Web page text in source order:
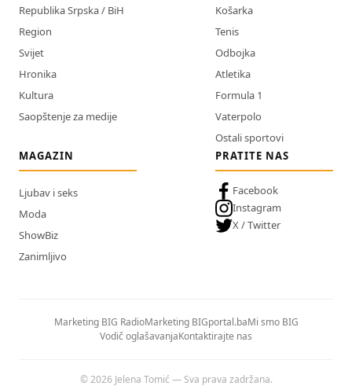
Republika Srpska / BiH
Region
Svijet
Hronika
Kultura
Saopštenje za medije
Košarka
Tenis
Odbojka
Atletika
Formula 1
Vaterpolo
Ostali sportovi
MAGAZIN
Ljubav i seks
Moda
ShowBiz
Zanimljivo
PRATITE NAS
Facebook
Instagram
X / Twitter
Marketing BIG RadioMarketing BIGportal.baMi smo BIG
Vodič oglašavanjaKontaktirajte nas
© 2026 Jelena Tomić — Sva prava zadržana.